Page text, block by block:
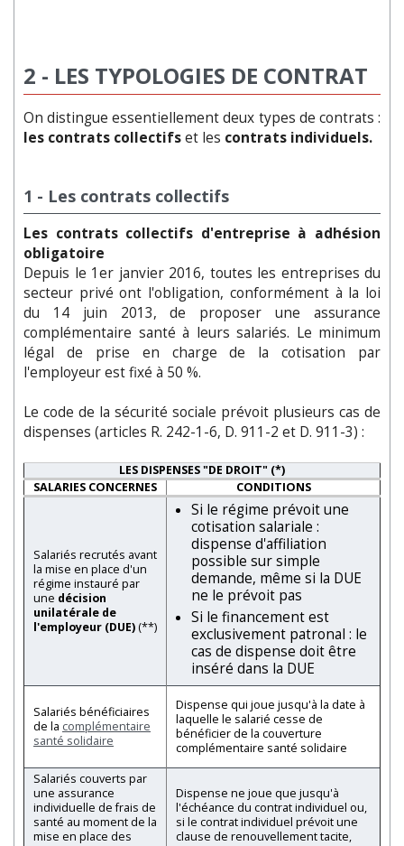
2 - LES TYPOLOGIES DE CONTRAT
On distingue essentiellement deux types de contrats :
les contrats collectifset les contrats individuels.
1 - Les contrats collectifs
Les contrats collectifs d'entreprise à adhésion
obligatoire
Depuis le 1er janvier 2016, toutes les entreprises du
secteur privé ont l'obligation, conformément à la loi
du 14 juin 2013, de proposer une assurance
complémentaire santé à leurs salariés. Le minimum
légal de prise en charge de la cotisation par
l'employeur est fixé à 50 %.
Le code de la sécurité sociale prévoit plusieurs cas de
dispenses (articles R. 242-1-6, D. 911-2 et D. 911-3) :
LES DISPENSES "DE DROIT" (*)
SALARIES CONCERNES
CONDITIONS
Salariés recrutés avant
la mise en place d'un
régime instauré par
une décision
unilatérale de
l'employeur (DUE)(**)
Si le régime prévoit une
cotisation salariale :
dispense d'affiliation
possible sur simple
demande, même si la DUE
ne le prévoit pas
Si le financement est
exclusivement patronal : le
cas de dispense doit être
inséré dans la DUE
Salariés bénéficiaires
de la complémentaire
santé solidaire
Dispense qui joue jusqu'à la date à
laquelle le salarié cesse de
bénéficier de la couverture
complémentaire santé solidaire
Salariés couverts par
une assurance
individuelle de frais de
santé au moment de la
mise en place des
Dispense ne joue que jusqu'à
l'échéance du contrat individuel ou,
si le contrat individuel prévoit une
clause de renouvellement tacite,